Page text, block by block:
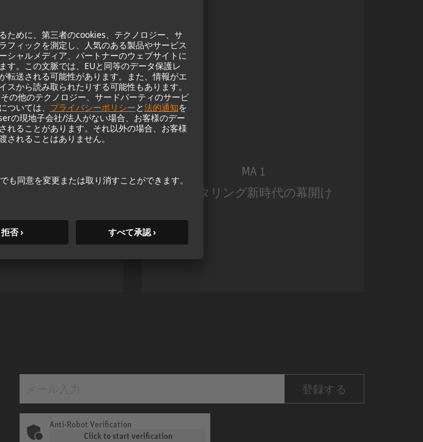
い低音域、より高
パワーで新たなレ
げられました。
MA 1
モニタリング新時代の幕開け
登録する
Anti-Robot Verification
Click to start verification